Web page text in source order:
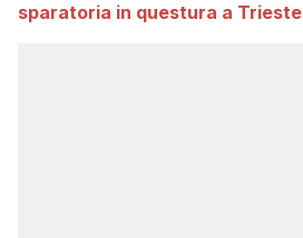
sparatoria in questura a Trieste